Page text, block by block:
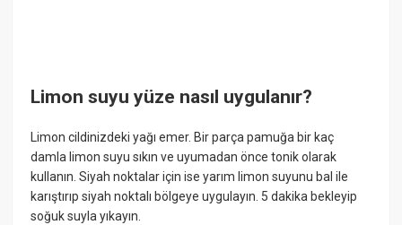
Limon suyu yüze nasıl uygulanır?
Limon cildinizdeki yağı emer. Bir parça pamuğa bir kaç
damla limon suyu sıkın ve uyumadan önce tonik olarak
kullanın. Siyah noktalar için ise yarım limon suyunu bal ile
karıştırıp siyah noktalı bölgeye uygulayın. 5 dakika bekleyip
soğuk suyla yıkayın.